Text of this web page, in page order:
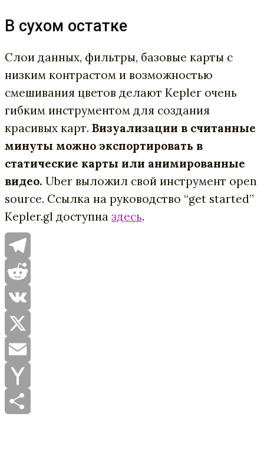
В сухом остатке
Слои данных, фильтры, базовые карты с
низким контрастом и возможностью
смешивания цветов делают Kepler очень
гибким инструментом для создания
красивых карт. Визуализации в считанные
минуты можно экспортировать в
статические карты или анимированные
видео. Uber выложил свой инструмент open
source. Ссылка на руководство “get started”
Kepler.gl доступна здесь.
Telegram
Reddit
VK
X
Email
Yahoo